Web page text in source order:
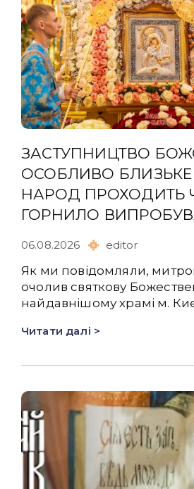
ЗАСТУПНИЦТВО
ОСОБЛИВО БЛИЗЬКЕ
НАРОД ПРОХОДИТЬ
ГОРНИЛО
06.08.2026 editor
Як ми повідомляли,
очолив святкову
найдавнішому храмі м.
Читати далі >